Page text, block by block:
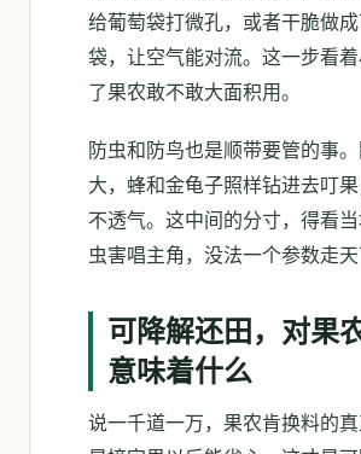
给葡萄袋打微孔，或者干脆做
袋，让空气能对流。这一步看
了果农敢不敢大面积用。
防虫和防鸟也是顺带要管的事
大，蜂和金龟子照样钻进去叮
不透气。这中间的分寸，得看
虫害唱主角，没法一个参数走天
可降解还田，对果
意味着什么
说一千道一万，果农肯换料的真